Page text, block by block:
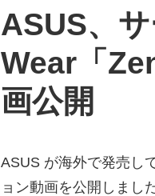
ASUS、
Wear「
画公開
ASUS が海外で発売し
ョン動画を公開しまし